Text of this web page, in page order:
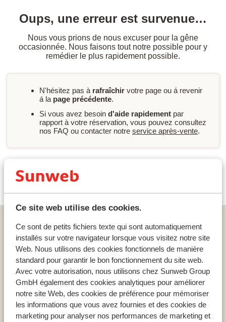
Ce site web utilise des cookies.
Ce sont de petits fichiers texte qui sont automatiquement
installés sur votre navigateur lorsque vous visitez notre site
Web. Nous utilisons des cookies fonctionnels de manière
standard pour garantir le bon fonctionnement du site web.
Avec votre autorisation, nous utilisons chez Sunweb Group
GmbH également des cookies analytiques pour améliorer
notre site Web, des cookies de préférence pour mémoriser
les informations que vous avez fournies et des cookies de
marketing pour analyser nos performances de marketing et
Oups, une erreur est survenue…
Nous vous prions de nous excuser pour la gêne
occasionnée. Nous faisons tout notre possible pour y
remédier le plus rapidement possible.
N'hésitez pas à rafraîchir votre page ou á revenir
á la page précédente.
Si vous avez besoin d'aide rapidement par
rapport à votre réservation, vous pouvez consultez
nos FAQ ou contacter notre service après-vente.
Nouvelle recherche
SunPlace Appt Clube Porto-Mos Beach Resort
Pays populaires
Espagne
Égypte